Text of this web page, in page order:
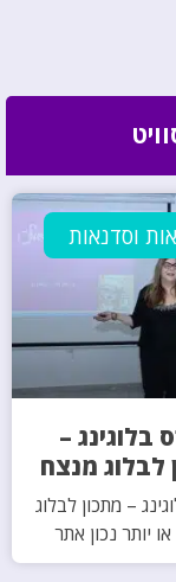
וסדנאות
בלוגינג –
לבלוג מנצח
– מתכון לבלוג
יותר נכון אתר